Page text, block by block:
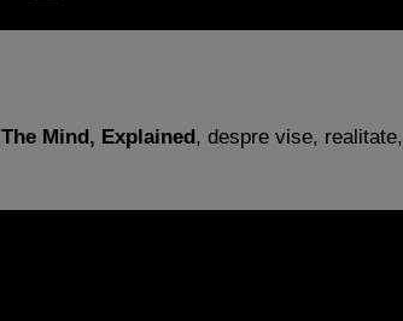
The Mind, Explained , despre vise,